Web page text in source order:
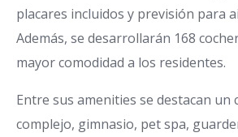
placares incluidos y previsión para
Además, se desarrollarán 168
mayor comodidad a los residentes.
Entre sus amenities se destacan un
complejo, gimnasio, pet spa,